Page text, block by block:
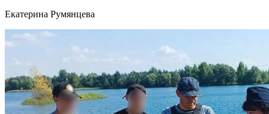
Екатерина Румянцева